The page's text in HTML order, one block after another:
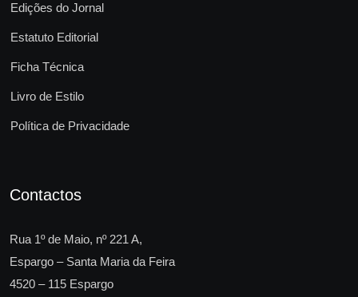
Edições do Jornal
Estatuto Editorial
Ficha Técnica
Livro de Estilo
Política de Privacidade
Contactos
Rua 1º de Maio, nº 221 A,
Espargo – Santa Maria da Feira
4520 – 115 Espargo